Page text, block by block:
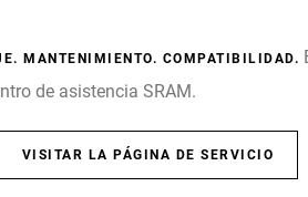
MANTENIMIENTO. COMPATIBILIDAD.
de asistencia SRAM.
VISITAR LA PÁGINA DE SERVICIO